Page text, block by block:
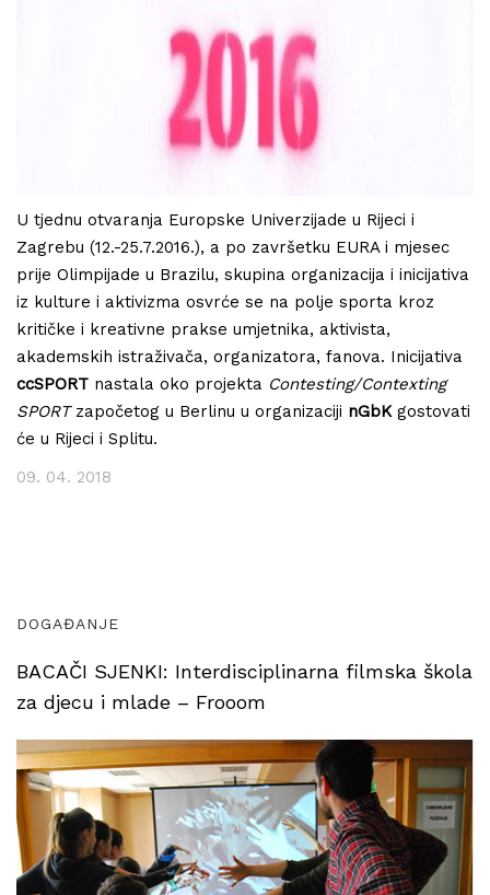
U tjednu otvaranja Europske Univerzijade u Rijeci i
Zagrebu (12.-25.7.2016.), a po završetku EURA i mjesec
prije Olimpijade u Brazilu, skupina organizacija i inicijativa
iz kulture i aktivizma osvrće se na polje sporta kroz
kritičke i kreativne prakse umjetnika, aktivista,
akademskih istraživača, organizatora, fanova. Inicijativa
ccSPORT nastala oko projekta Contesting/Contexting
SPORTzapočetog u Berlinu u organizaciji nGbKgostovati
će u Rijeci i Splitu.
09. 04. 2018
DOGAĐANJE
BACAČI SJENKI: Interdisciplinarna filmska škola
za djecu i mlade – Frooom